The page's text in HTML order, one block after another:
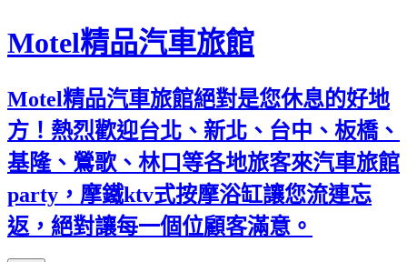
Motel精品汽車旅館
Motel精品汽車旅館絕對是您休息的好地
方！熱烈歡迎台北、新北、台中、板橋、
基隆、鶯歌、林口等各地旅客來汽車旅館
party，摩鐵ktv式按摩浴缸讓您流連忘
返，絕對讓每一個位顧客滿意。